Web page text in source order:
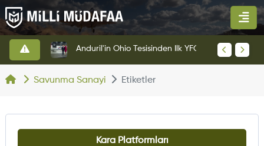
BAE Systems Ve Lockheed Martin'den Blizzard Çok Görevli İHA
Savunma Sanayi Etiketler
Kara Platformları